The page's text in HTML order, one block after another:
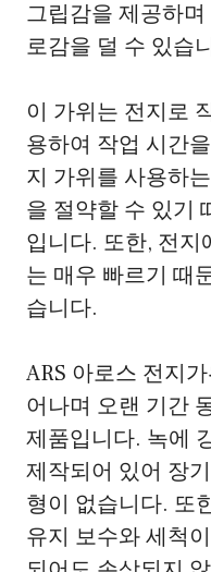
그립감을 제공하
로감을 덜 수 있습
이 가위는 전지로
용하여 작업 시간
지 가위를 사용하
을 절약할 수 있기
입니다. 또한, 전지
는 매우 빠르기 때
습니다.
ARS 아로스 전지
어나며 오랜 기간
제품입니다. 녹에
제작되어 있어 장
형이 없습니다. 또
유지 보수와 세척